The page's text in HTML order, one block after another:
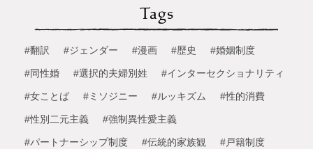
Tags
#翻訳 #ジェンダー #漫画 #歴史 #婚姻制度
#同性婚 #選択的夫婦別姓 #インターセクショナリティ
#女ことば #ミソジニー #ルッキズム #性的消費
#性別二元主義 #強制異性愛主義
#パートナーシップ制度 #伝統的家族観 #戸籍制度